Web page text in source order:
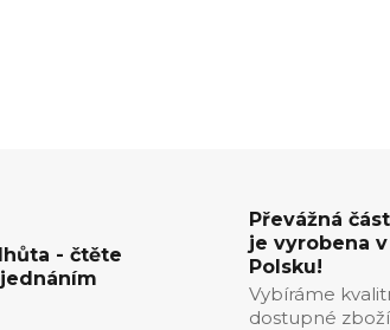
- čtěte
Převážná
je vyrobena
Polsku!
Vybíráme
dostupné